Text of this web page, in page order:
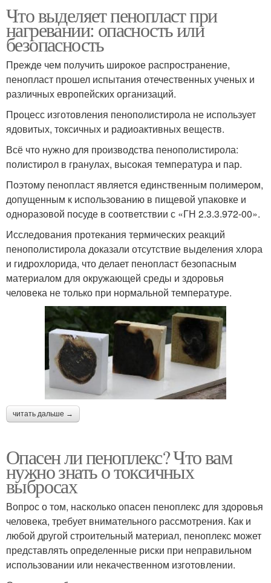
Что выделяет пенопласт при
нагревании: опасность или
безопасность
Прежде чем получить широкое распространение,
пенопласт прошел испытания отечественных ученых и
различных европейских организаций.
Процесс изготовления пенополистирола не использует
ядовитых, токсичных и радиоактивных веществ.
Всё что нужно для производства пенополистирола:
полистирол в гранулах, высокая температура и пар.
Поэтому пенопласт является единственным полимером,
допущенным к использованию в пищевой упаковке и
одноразовой посуде в соответствии с «ГН 2.3.3.972-00».
Исследования протекания термических реакций
пенополистирола доказали отсутствие выделения хлора
и гидрохлорида, что делает пенопласт безопасным
материалом для окружающей среды и здоровья
человека не только при нормальной температуре.
читать дальше →
Опасен ли пеноплекс? Что вам
нужно знать о токсичных
выбросах
Вопрос о том, насколько опасен пеноплекс для здоровья
человека, требует внимательного рассмотрения. Как и
любой другой строительный материал, пеноплекс может
представлять определенные риски при неправильном
использовании или некачественном изготовлении.